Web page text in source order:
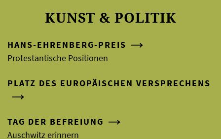
KUNST & POLITIK
HANS-EHRENBERG-PREIS
Protestantische Positionen
PLATZ DES EUROPÄISCHEN VERSPRECHENS
TAG DER BEFREIUNG
Auschwitz erinnern